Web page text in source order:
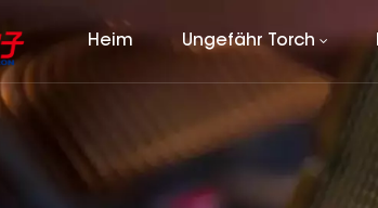
Heim Ungefähr Torch